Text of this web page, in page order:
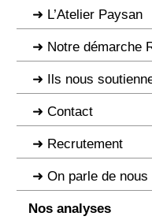
L’Atelier Paysan
Notre démarche
Ils nous
Contact
Recrutement
On parle de nous
Nos analyses